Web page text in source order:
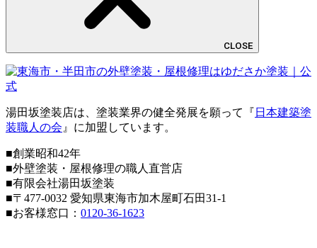
CLOSE
湯田坂塗装店は、塗装業界の健全発展を願って『 日本建築塗
装職人の会』に加盟しています。
■創業昭和42年
■外壁塗装・屋根修理の職人直営店
■有限会社湯田坂塗装
■〒 477-0032 愛知県東海市加木屋町石田31-1
■お客様窓口： 0120-36-1623